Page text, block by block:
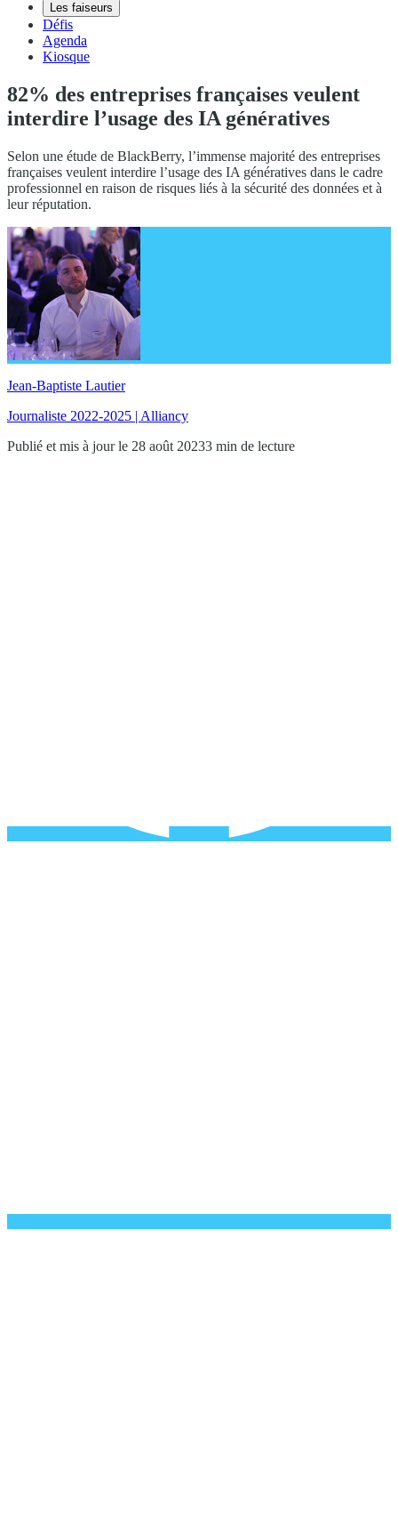
Les faiseurs
Défis
Agenda
Kiosque
82% des entreprises françaises veulent
interdire l’usage des IA génératives
Selon une étude de BlackBerry, l’immense majorité des entreprises
françaises veulent interdire l’usage des IA génératives dans le cadre
professionnel en raison de risques liés à la sécurité des données et à
leur réputation.
Jean-Baptiste Lautier
Journaliste 2022-2025 | Alliancy
Publié et mis à jour le 28 août 20233 min de lecture